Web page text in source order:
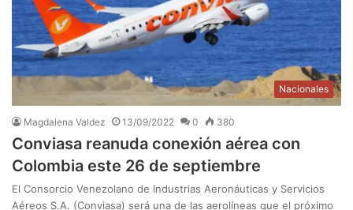
Nacionales
Magdalena Valdez 13/09/2022 0 380
Conviasa reanuda conexión aérea con
Colombia este 26 de septiembre
El Consorcio Venezolano de Industrias Aeronáuticas y Servicios
Aéreos S.A. (Conviasa) será una de las aerolíneas que el próximo